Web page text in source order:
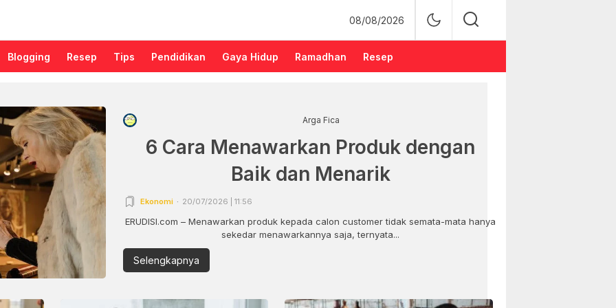
08/08/2026
Blogging Resep Tips Pendidikan Gaya Hidup Ramadhan Resep
Arga Fica
6 Cara Menawarkan Produk dengan
Baik dan Menarik
Ekonomi 20/07/2026 | 11:56
ERUDISI.com – Menawarkan produk kepada calon customer tidak semata-mata hanya
sekedar menawarkannya saja, ternyata...
Selengkapnya